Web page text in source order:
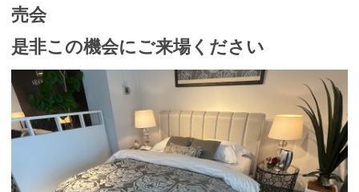
売会
是非この機会にご来場ください